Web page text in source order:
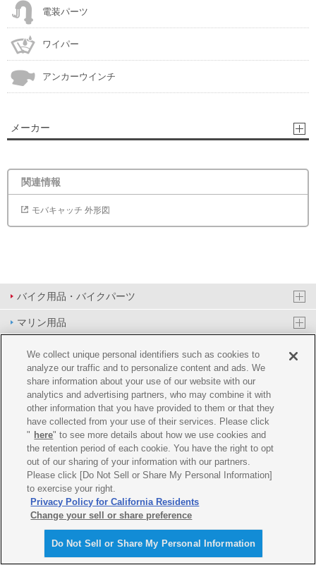
電装パーツ
ワイパー
アンカーウインチ
メーカー
関連情報
モバキャッチ 外形図
バイク用品・バイクパーツ
マリン用品
PAS/YPJ用品
その他用品
イベント&エンターテイメント
オンラインショップ
企業情報
ご利用規約 推薦環境 プライバシーポリシー Cookie ポリシー
We collect unique personal identifiers such as cookies to
analyze our traffic and to personalize content and ads. We
share information about your use of our website with our
analytics and advertising partners, who may combine it with
other information that you have provided to them or that they
have collected from your use of their services. Please click
" here" to see more details about how we use cookies and
the retention period of each cookie. You have the right to opt
out of our sharing of your information with our partners.
Please click [Do Not Sell or Share My Personal Information]
to exercise your right.
Privacy Policy for California Residents
Change your sell or share preference
Do Not Sell or Share My Personal Information